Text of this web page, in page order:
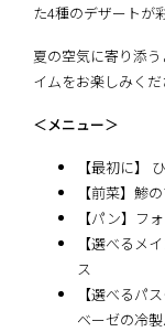
た4種のデザートが
夏の空気に寄り添
イムをお楽しみくだ
＜メニュー＞
【最初に】
【前菜】鯵
【パン】フ
【選べるメ
ス
【選べるパ
ベーゼの冷